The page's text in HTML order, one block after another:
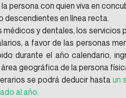
persona con quien viva en
descendientes en línea recta.
médicos y dentales, los
a favor de las personas
durante el año calendario,
geográfica de la persona
se podrá deducir hasta un
al año.